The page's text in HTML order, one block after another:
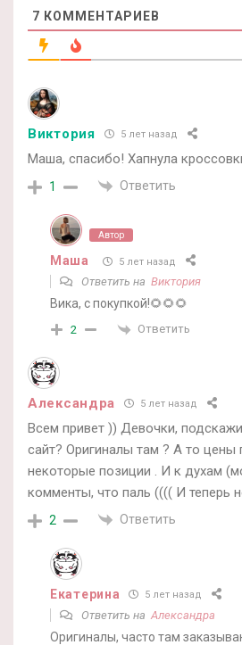
7 КОММЕНТАРИЕВ
Виктория 5 лет назад
Маша, спасибо! Хапнула
1 Ответить
Автор
Маша 5 лет назад
Ответить на Виктория
Вика, с покупкой!🌻🌻🌻
2 Ответить
Александра 5 лет назад
Всем привет )) Девочки,
сайт? Оригиналы там ? А то цены
некоторые позиции . И к духам
комменты, что паль (((( И теперь
2 Ответить
Екатерина 5 лет назад
Ответить на Александра
Оригиналы, часто там